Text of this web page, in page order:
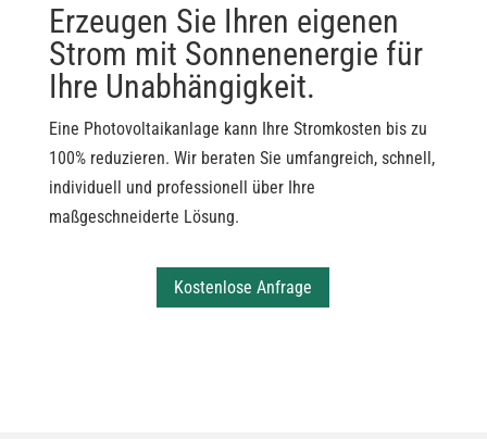
Erzeugen Sie Ihren eigenen
Strom mit Sonnenenergie für
Ihre Unabhängigkeit.
Eine Photovoltaikanlage kann Ihre Stromkosten bis zu
100% reduzieren. Wir beraten Sie umfangreich, schnell,
individuell und professionell über Ihre
maßgeschneiderte Lösung.
Kostenlose Anfrage